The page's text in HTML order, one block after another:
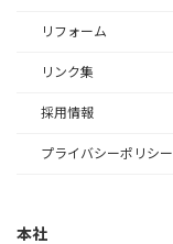
リフォーム
リンク集
採用情報
プライバシーポリシー
本社